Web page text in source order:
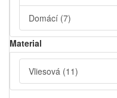
Domácí (7)
Material
Vliesová (11)